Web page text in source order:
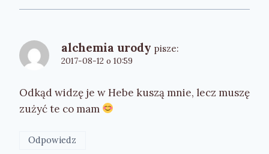
alchemia urody pisze:
2017-08-12 o 10:59
Odkąd widzę je w Hebe kuszą mnie, lecz muszę
zużyć te co mam
Odpowiedz